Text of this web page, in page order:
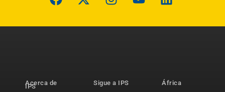
Acerca de
IPS
Sigue a IPS
África